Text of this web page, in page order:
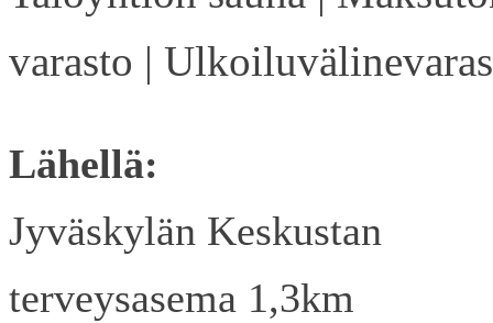
varasto |
Lähellä:
Jyväskylän Keskustan
terveysasema 1,3km